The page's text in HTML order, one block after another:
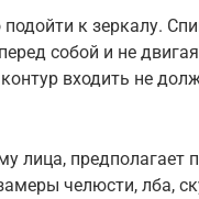
к зеркалу.
собой и не
входить не
лица, предполагает
челюсти, лба,